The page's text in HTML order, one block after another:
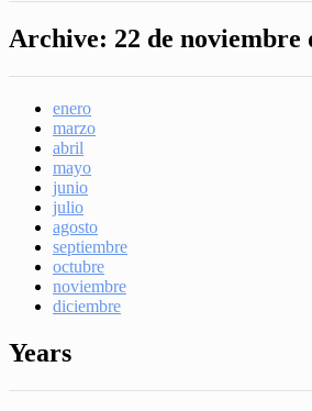
Archive: 22 de noviembre
enero
marzo
abril
mayo
junio
julio
agosto
septiembre
octubre
noviembre
diciembre
Years